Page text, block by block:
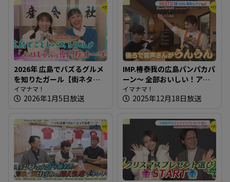
2026年 広島でバズるグルメ
を知りたガール【街ネタ！
知りたガール】
イマナマ！
2026年1月5日放送
IMP.椿泰我の広島パンパカパ
ーン～ 全部おいしい！アレ
ンジパンが豊富なお店
イマナマ！
2025年12月18日放送